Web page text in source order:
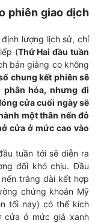
phiên giao dịch
lượng lịch sử, chỉ
(Thứ Hai đầu tuần
bản giằng co không
chung kết phiên sẽ
hóa, nhưng đi
cửa cuối ngày sẽ
một thân nến đỏ
cửa ở mức cao vào
tuần tới sẽ diễn ra
đối khó chịu. Đầu
trắng dài kết hợp
chứng khoán Mỹ
tối nay) có thể kích
cửa ở mức giá xanh